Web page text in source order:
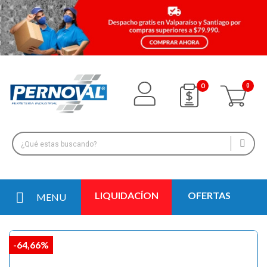
0
MENU LIQUIDACÍON OFERTAS
-64,66%